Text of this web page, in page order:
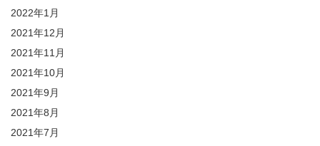
2022年1月
2021年12月
2021年11月
2021年10月
2021年9月
2021年8月
2021年7月